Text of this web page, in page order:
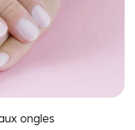
ongles